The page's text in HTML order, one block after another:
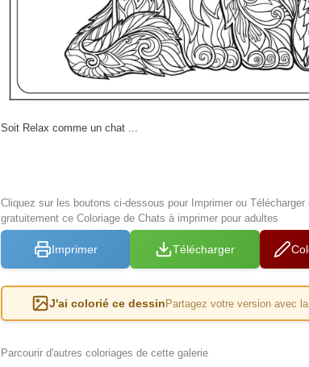
Soit Relax comme un chat ...
Cliquez sur les boutons ci-dessous pour Imprimer ou Télécharger
gratuitement ce Coloriage de Chats à imprimer pour adultes
Imprimer Télécharger
J'ai colorié ce dessin Partagez votre version avec
Parcourir d'autres coloriages de cette galerie